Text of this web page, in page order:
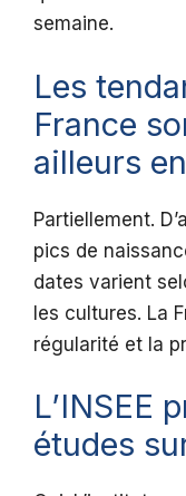
semaine.
Les
France
ailleurs
Partiellement.
pics de
dates varient
les cultures. La
régularité et la
L’INSEE
études